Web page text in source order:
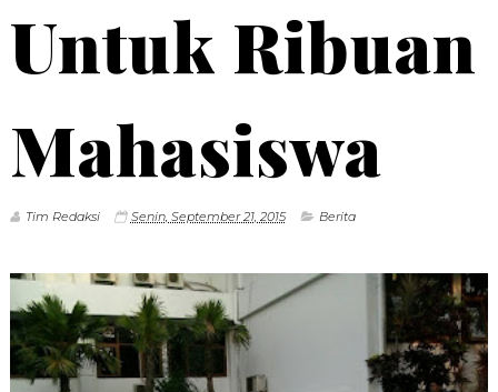
Untuk Ribuan
Mahasiswa
Tim Redaksi Senin, September 21, 2015 Berita